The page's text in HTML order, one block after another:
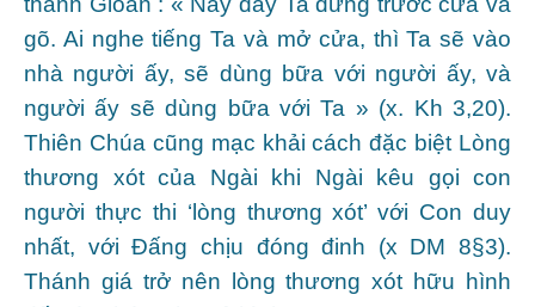
gõ. Ai nghe tiếng Ta và mở cửa, thì Ta sẽ vào
nhà người ấy, sẽ dùng bữa với người ấy, và
người ấy sẽ dùng bữa với Ta » (x. Kh 3,20).
Thiên Chúa cũng mạc khải cách đặc biệt Lòng
thương xót của Ngài khi Ngài kêu gọi con
người thực thi ‘lòng thương xót’ với Con duy
nhất, với Đấng chịu đóng đinh (x DM 8§3).
Thánh giá trở nên lòng thương xót hữu hình